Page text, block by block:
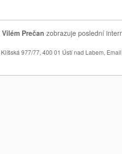
Vilém Prečan zobrazuje poslední
Klíšská 977/77, 400 01 Ústí nad Labem,